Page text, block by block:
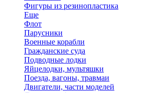
Фигуры из резинопластика
Еще
Флот
Парусники
Военные корабли
Гражданские суда
Подводные лодки
Яйцелодки, мультяшки
Поезда, вагоны, травмаи
Двигатели, части моделей